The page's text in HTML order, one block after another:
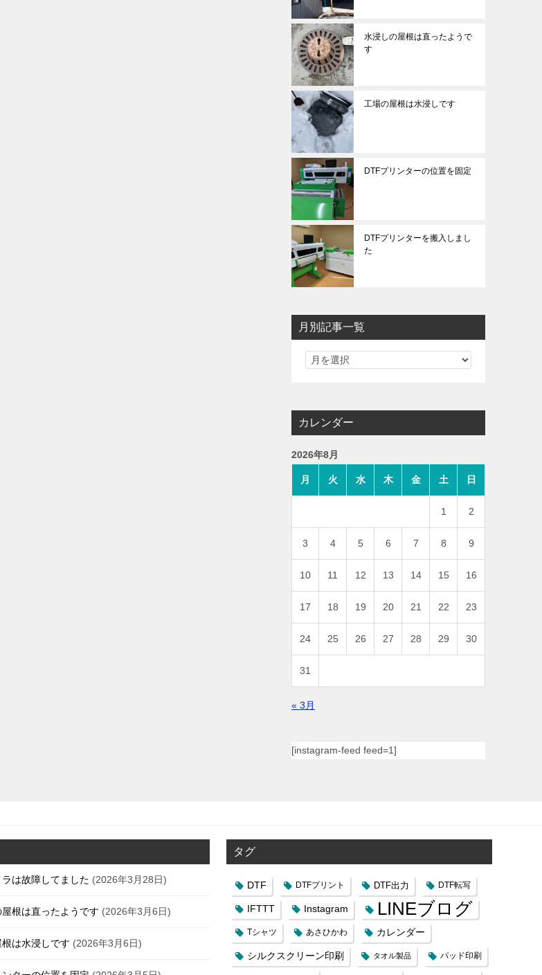
水浸しの屋根は直ったようで
す
工場の屋根は水浸しです
DTFプリンターの位置を固定
DTFプリンターを搬入しまし
た
月別記事一覧
カレンダー
2026年8月
月 火 水 木 金 土 日
1 2
3 4 5 6 7 8 9
10 11 12 13 14 15 16
17 18 19 20 21 22 23
24 25 26 27 28 29 30
31
« 3月
[instagram-feed feed=1]
は故障してました 2026年3月28日
根は直ったようです 2026年3月6日
は水浸しです 2026年3月6日
タグ
DTF DTFプリント DTF出力 DTF転写
IFTTT Instagram LINEブログ
Tシャツ あさひかわ カレンダー
シルクスクリーン印刷 タオル製品 パッド印刷